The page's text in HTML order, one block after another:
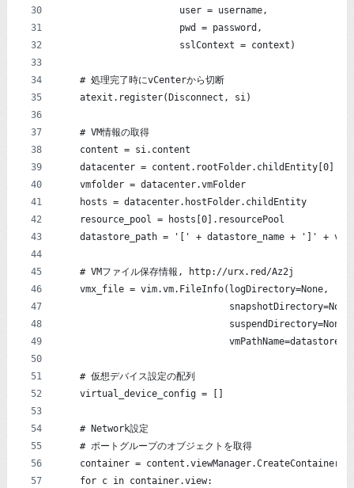
                      user = username,
                      pwd = password,
                      sslContext = context)
    # 処理完了時にvCenterから切断
    atexit.register(Disconnect, si)
    # VM情報の取得
    content = si.content
    datacenter = content.rootFolder.childEntity[0]
    vmfolder = datacenter.vmFolder
    hosts = datacenter.hostFolder.childEntity
    resource_pool = hosts[0].resourcePool
datastore_path = '[' + datastore_name + ']' +
    # VMファイル保存情報, http://urx.red/Az2j
    vmx_file = vim.vm.FileInfo(logDirectory=None,
                               suspendDirectory=None,
    # 仮想デバイス設定の配列
    virtual_device_config = []
    # Network設定
    # ポートグループのオブジェクトを取得
container =
    for c in container.view: